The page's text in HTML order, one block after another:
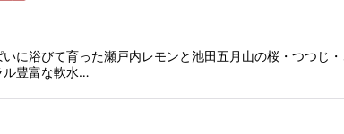
に浴びて育った瀬戸内レモンと池田五月山の桜・つつじ
ル豊富な軟水…